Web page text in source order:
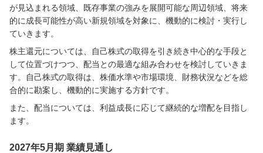
が見込まれる領域、既存事業の強みを展開可能な周辺領域、将来
的に成長可能性が高い新規領域を対象に、機動的に検討・実行し
ていきます。
株主還元については、自己株式の取得を引き続き中心的な手段と
して位置づけつつ、配当との最適な組み合わせを検討していきま
す。自己株式の取得は、株価水準や市場環境、財務状況などを総
合的に勘案し、機動的に実施する方針です。
また、配当については、利益成長に応じて継続的な増配を目指し
ます。
2027年5月期 業績見通し